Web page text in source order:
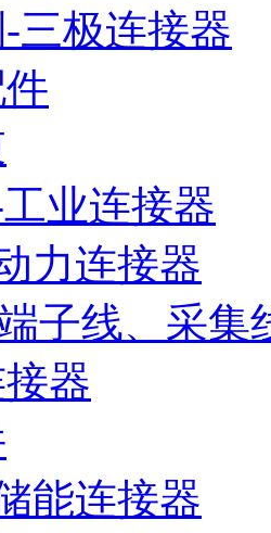
三极连接器
业连接器
力连接器
子线、采集
器
能连接器